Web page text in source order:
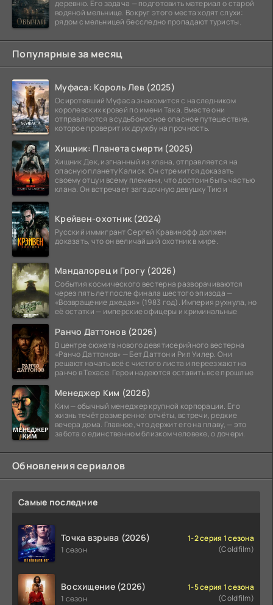
деревню. Его задача — подготовить материал о старой
водяной мельнице. Вокруг этого места ходят слухи:
рядом с мельницей бесследно пропадают туристы.
Популярные за месяц
Муфаса: Король Лев (2025)
Осиротевший Муфаса знакомится с наследником
королевских кровей по имени Така. Вместе они
отправляются в судьбоносное опасное путешествие,
которое проверит их дружбу на прочность.
Хищник: Планета смерти (2025)
Хищник Дек, изгнанный из клана, отправляется на
опасную планету Калиск. Он стремится доказать
своему отцу и всему племени, что достоин быть частью
клана. Он встречает загадочную девушку Тию и
Крейвен-охотник (2024)
Русский иммигрант Сергей Кравинофф должен
доказать, что он величайший охотник в мире.
Мандалорец и Грогу (2026)
События космического вестерна разворачиваются
через пять лет после финала шестого эпизода —
«Возвращение джедая» (1983 год). Империя рухнула, но
её остатки — имперские офицеры и криминальные
Ранчо Даттонов (2026)
В центре сюжета нового девятисерийного вестерна
«Ранчо Даттонов» — Бет Даттон и Рип Уилер. Они
решают начать всё с чистого листа и переезжают на
ранчо в Техасе. Герои надеются оставить все прошлые
Менеджер Ким (2026)
Ким — обычный менеджер крупной корпорации. Его
жизнь течёт размеренно: отчёты, встречи, редкие
вечера дома. Главное, что держит его на плаву, — это
забота о единственном близком человеке, о дочери.
Обновления сериалов
Самые последние
Точка взрыва (2026)
1 сезон
1-2 серия 1 сезона
(Coldfilm)
Восхищение (2026)
1 сезон
1-5 серия 1 сезона
(Coldfilm)